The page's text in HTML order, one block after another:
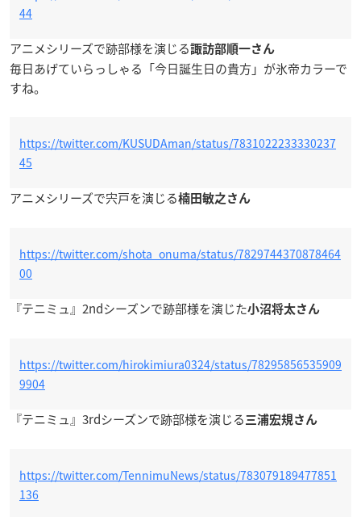
44
アニメシリーズで跡部様を演じる諏訪部順一さん
毎日あげていらっしゃる「今日誕生日の貴方」が氷帝カラーで
すね。
https://twitter.com/KUSUDAman/status/7831022233330237
45
アニメシリーズで宍戸を演じる楠田敏之さん
https://twitter.com/shota_onuma/status/7829744370878464
00
『テニミュ』2ndシーズンで跡部様を演じた小沼将太さん
https://twitter.com/hirokimiura0324/status/78295856535909
9904
『テニミュ』3rdシーズンで跡部様を演じる 三浦宏規さん
https://twitter.com/TennimuNews/status/783079189477851
136